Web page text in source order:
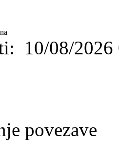
: 10/08/2026
povezave